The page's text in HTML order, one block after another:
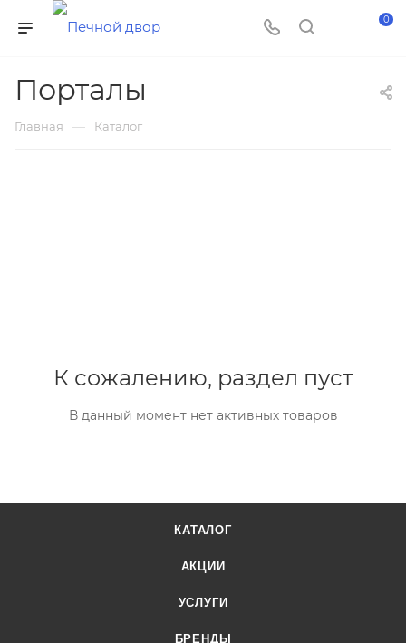
0
Порталы
Главная — Каталог
К сожалению, раздел пуст
В данный момент нет активных товаров
КАТАЛОГ
АКЦИИ
УСЛУГИ
БРЕНДЫ